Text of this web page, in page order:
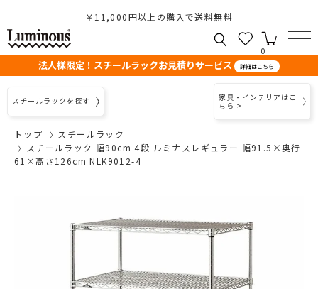
￥11,000円以上の購入で送料無料
0
法人様限定！スチールラックお見積りサービス 詳細はこちら
スチールラックを探す
家具・インテリアはこ
ちら >
トップ
スチールラック
スチールラック 幅90cm 4段 ルミナスレギュラー 幅91.5×奥行
61×高さ126cm NLK9012-4